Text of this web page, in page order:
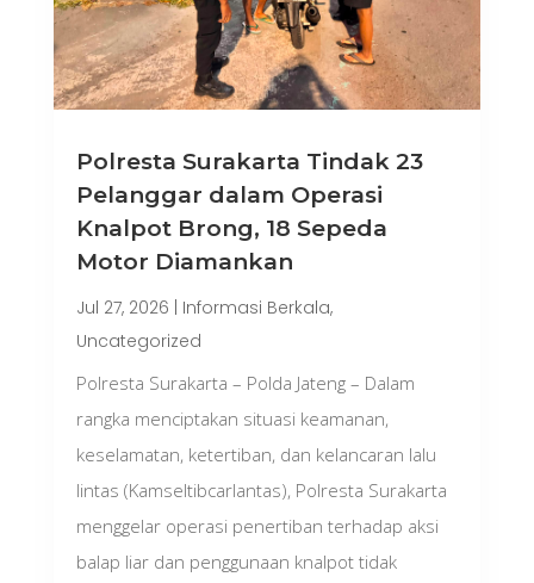
Polresta Surakarta Tindak 23
Pelanggar dalam Operasi
Knalpot Brong, 18 Sepeda
Motor Diamankan
Jul 27, 2026 | Informasi Berkala,
Uncategorized
Polresta Surakarta – Polda Jateng – Dalam
rangka menciptakan situasi keamanan,
keselamatan, ketertiban, dan kelancaran lalu
lintas (Kamseltibcarlantas), Polresta Surakarta
menggelar operasi penertiban terhadap aksi
balap liar dan penggunaan knalpot tidak